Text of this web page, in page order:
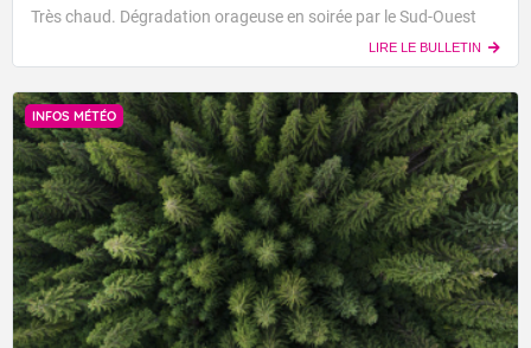
Très chaud. Dégradation orageuse en soirée par le Sud-Ouest
LIRE LE BULLETIN
INFOS MÉTÉO